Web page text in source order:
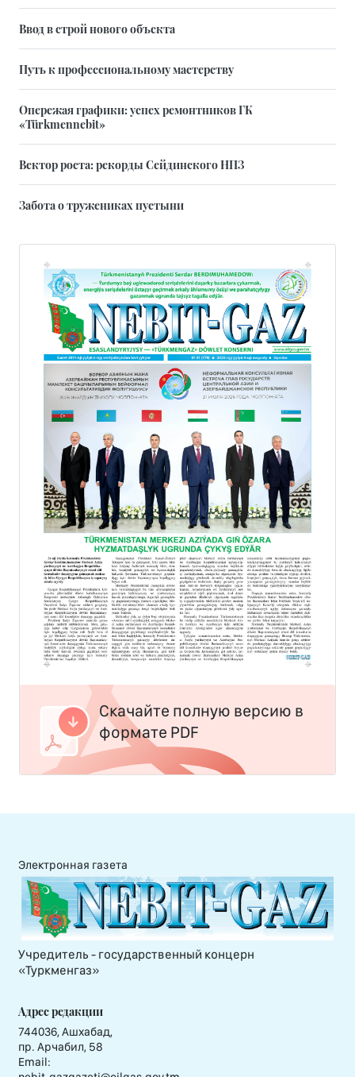
Ввод в строй нового объекта
Путь к профессиональному мастерству
Опережая графики: успех ремонтников ГК
«Türkmennebit»
Вектор роста: рекорды Сейдинского НПЗ
Забота о тружениках пустыни
Скачайте полную версию в
формате PDF
Электронная газета
Учредитель - государственный концерн
«Туркменгаз»
Адрес редакции
744036, Ашхабад,
пр. Арчабил, 58
Email: